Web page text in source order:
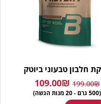
חלבון טבעוני ביוטק
199.00₪
109.00₪
(500 גרם - 20 מנות הגשה)